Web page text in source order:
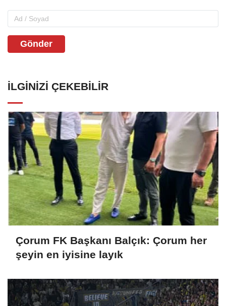
Gönder
İLGINIZI ÇEKEBILIR
Çorum FK Başkanı Balçık: Çorum her
şeyin en iyisine layık